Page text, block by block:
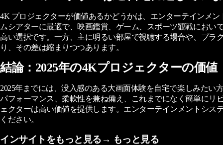
4K プロジェクターが価値あるかどうかは、エンターテインメ
ムシアターに最適で、映画鑑賞、ゲーム、スポーツ観戦にお
高い選択です。一方、主に明るい部屋で視聴する場合や、プラ
り、その差は縮まりつつあります。
結論：2025年の4Kプロジェクターの価値
2025年までには、没入感のある大画面体験を自宅で楽しみたい
パフォーマンス、柔軟性を兼ね備え、これまでになく簡単にリ
ェクターは高い価値を提供します。エンターテインメントシス
ください。
インサイトをもっと見る→ もっと見る